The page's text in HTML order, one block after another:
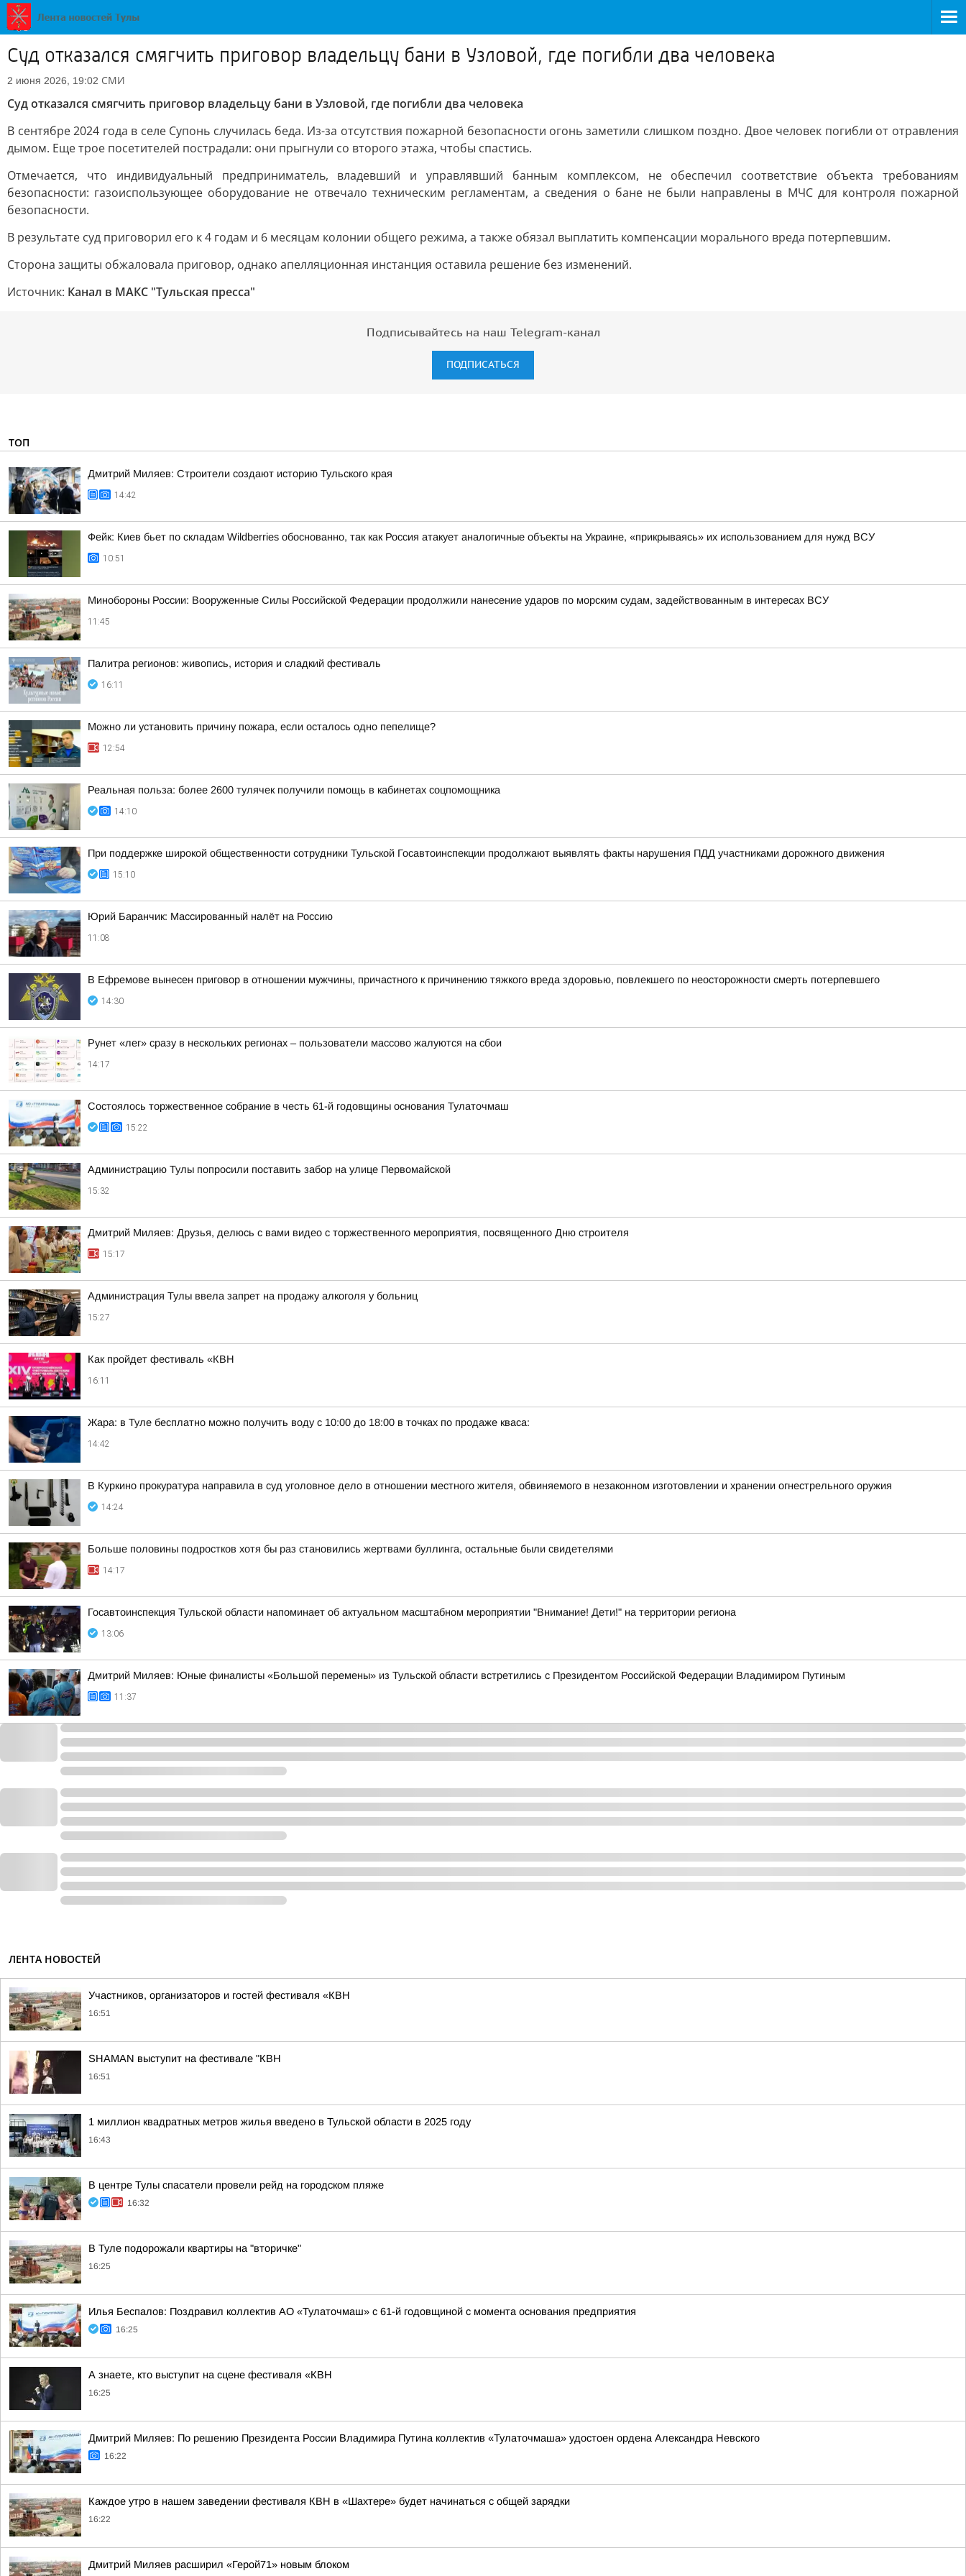
Суд отказался смягчить приговор владельцу бани в Узловой, где погибли два человека
2 июня 2026, 19:02 СМИ
Суд отказался смягчить приговор владельцу бани в Узловой, где погибли два человека
В сентябре 2024 года в селе Супонь случилась беда. Из-за отсутствия пожарной безопасности огонь заметили слишком поздно. Двое человек погибли от отравления
дымом. Еще трое посетителей пострадали: они прыгнули со второго этажа, чтобы спастись.
Отмечается, что индивидуальный предприниматель, владевший и управлявший банным комплексом, не обеспечил соответствие объекта требованиям
безопасности: газоиспользующее оборудование не отвечало техническим регламентам, а сведения о бане не были направлены в МЧС для контроля пожарной
безопасности.
В результате суд приговорил его к 4 годам и 6 месяцам колонии общего режима, а также обязал выплатить компенсации морального вреда потерпевшим.
Сторона защиты обжаловала приговор, однако апелляционная инстанция оставила решение без изменений.
Источник: Канал в МАКС "Тульская пресса"
Подписывайтесь на наш Telegram-канал
ПОДПИСАТЬСЯ
ТОП
Дмитрий Миляев: Строители создают историю Тульского края
14:42
Фейк: Киев бьет по складам Wildberries обоснованно, так как Россия атакует аналогичные объекты на Украине, «прикрываясь» их использованием для нужд ВСУ
10:51
Минобороны России: Вооруженные Силы Российской Федерации продолжили нанесение ударов по морским судам, задействованным в интересах ВСУ
11:45
Палитра регионов: живопись, история и сладкий фестиваль
16:11
Можно ли установить причину пожара, если осталось одно пепелище?
12:54
Реальная польза: более 2600 тулячек получили помощь в кабинетах соцпомощника
14:10
При поддержке широкой общественности сотрудники Тульской Госавтоинспекции продолжают выявлять факты нарушения ПДД участниками дорожного движения
15:10
Юрий Баранчик: Массированный налёт на Россию
11:08
В Ефремове вынесен приговор в отношении мужчины, причастного к причинению тяжкого вреда здоровью, повлекшего по неосторожности смерть потерпевшего
14:30
Рунет «лег» сразу в нескольких регионах – пользователи массово жалуются на сбои
14:17
Состоялось торжественное собрание в честь 61-й годовщины основания Тулаточмаш
15:22
Администрацию Тулы попросили поставить забор на улице Первомайской
15:32
Дмитрий Миляев: Друзья, делюсь с вами видео с торжественного мероприятия, посвященного Дню строителя
15:17
Администрация Тулы ввела запрет на продажу алкоголя у больниц
15:27
Как пройдет фестиваль «КВН
16:11
Жара: в Туле бесплатно можно получить воду с 10:00 до 18:00 в точках по продаже кваса:
14:42
В Куркино прокуратура направила в суд уголовное дело в отношении местного жителя, обвиняемого в незаконном изготовлении и хранении огнестрельного оружия
14:24
Больше половины подростков хотя бы раз становились жертвами буллинга, остальные были свидетелями
14:17
Госавтоинспекция Тульской области напоминает об актуальном масштабном мероприятии "Внимание! Дети!" на территории региона
13:06
Дмитрий Миляев: Юные финалисты «Большой перемены» из Тульской области встретились с Президентом Российской Федерации Владимиром Путиным
11:37
ЛЕНТА НОВОСТЕЙ
Участников, организаторов и гостей фестиваля «КВН
16:51
SHAMAN выступит на фестивале "КВН
16:51
1 миллион квадратных метров жилья введено в Тульской области в 2025 году
16:43
В центре Тулы спасатели провели рейд на городском пляже
16:32
В Туле подорожали квартиры на "вторичке"
16:25
Илья Беспалов: Поздравил коллектив АО «Тулаточмаш» с 61-й годовщиной с момента основания предприятия
16:25
А знаете, кто выступит на сцене фестиваля «КВН
16:25
Дмитрий Миляев: По решению Президента России Владимира Путина коллектив «Тулаточмаша» удостоен ордена Александра Невского
16:22
Каждое утро в нашем заведении фестиваля КВН в «Шахтере» будет начинаться с общей зарядки
16:22
Дмитрий Миляев расширил «Герой71» новым блоком